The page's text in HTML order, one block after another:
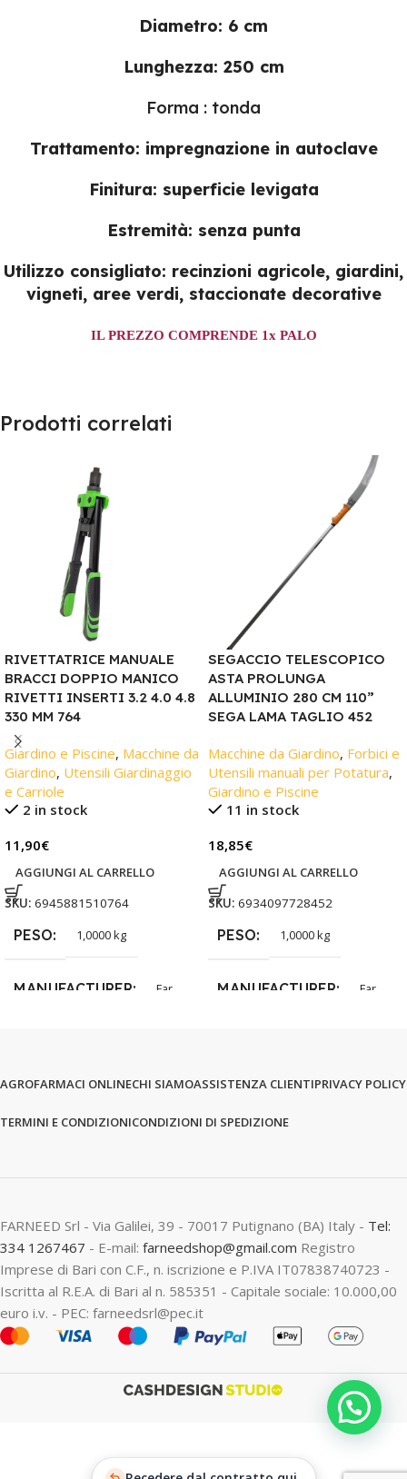
Diametro: 6 cm
Lunghezza: 250 cm
Forma : tonda
Trattamento: impregnazione in autoclave
Finitura: superficie levigata
Estremità: senza punta
Utilizzo consigliato: recinzioni agricole, giardini,
vigneti, aree verdi, staccionate decorative
IL PREZZO COMPRENDE 1x PALO
Prodotti correlati
RIVETTATRICE MANUALE
BRACCI DOPPIO MANICO
RIVETTI INSERTI 3.2 4.0 4.8
330 MM 764
Giardino e Piscine, Macchine da
Giardino, Utensili Giardinaggio
e Carriole
2 in stock
11,90€
AGGIUNGI AL CARRELLO
SKU: 6945881510764
PESO 1,0000 kg
MANUFACTURER Far
SEGACCIO TELESCOPICO
ASTA PROLUNGA
ALLUMINIO 280 CM 110”
SEGA LAMA TAGLIO 452
Macchine da Giardino, Forbici e
Utensili manuali per Potatura,
Giardino e Piscine
11 in stock
18,85€
AGGIUNGI AL CARRELLO
SKU: 6934097728452
PESO 1,0000 kg
MANUFACTURER Far
AGROFARMACI ONLINECHI SIAMOASSISTENZA CLIENTIPRIVACY POLICY
TERMINI E CONDIZIONICONDIZIONI DI SPEDIZIONE
FARNEED Srl - Via Galilei, 39 - 70017 Putignano (BA) Italy - Tel:
334 1267467 - E-mail: farneedshop@gmail.com Registro
Imprese di Bari con C.F., n. iscrizione e P.IVA IT07838740723 -
Iscritta al R.E.A. di Bari al n. 585351 - Capitale sociale: 10.000,00
euro i.v. - PEC: farneedsrl@pec.it